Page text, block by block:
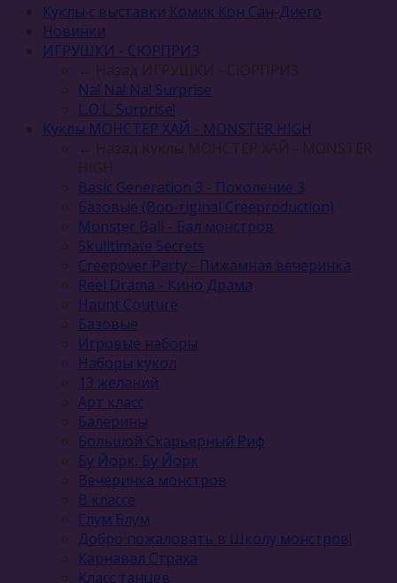
Куклы с выставки Комик Кон Сан-Диего
Новинки
ИГРУШКИ - СЮРПРИЗ
← Назад ИГРУШКИ - СЮРПРИЗ
Na! Na! Na! Surprise
L.O.L. Surprise!
Куклы МОНСТЕР ХАЙ - MONSTER HIGH
← Назад Куклы МОНСТЕР ХАЙ - MONSTER
HIGH
Basic Generation 3 - Поколение 3
Базовые (Boo-riginal Creeproduction)
Monster Ball - Бал монстров
Skulltimate Secrets
Creepover Party - Пижамная вечеринка
Reel Drama - Кино Драма
Haunt Couture
Базовые
Игровые наборы
Наборы кукол
13 желаний
Арт класс
Балерины
Большой Скарьерный Риф
Бу Йорк, Бу Йорк
Вечеринка монстров
В классе
Глум Блум
Добро пожаловать в Школу монстров!
Карнавал Cтраха
Класс танцев